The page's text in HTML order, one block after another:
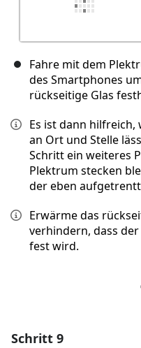
Fahre mit dem
des Smartphones
rückseitige Glas
Es ist dann
an Ort und Stelle
Schritt ein weiteres
Plektrum stecken
der eben
Erwärme das
verhindern, dass
fest wird.
Schritt 9